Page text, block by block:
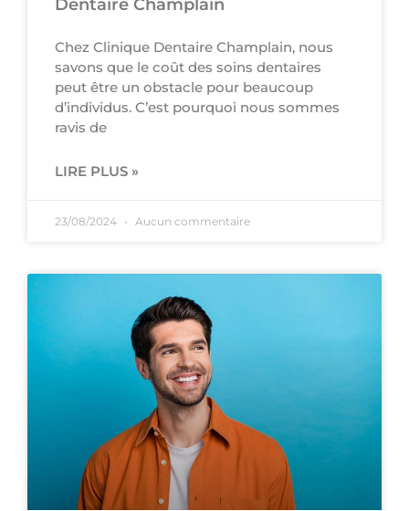
Dentaire Champlain
Chez Clinique Dentaire Champlain, nous
savons que le coût des soins dentaires
peut être un obstacle pour beaucoup
d’individus. C’est pourquoi nous sommes
ravis de
LIRE PLUS »
23/08/2024 Aucun commentaire